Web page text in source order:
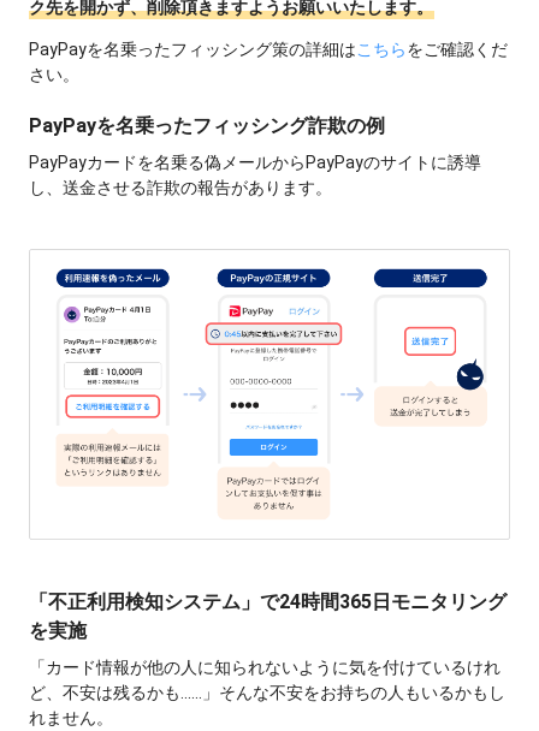
ク先を開かず、削除頂きますようお願いいたします。
PayPayを名乗ったフィッシング策の詳細はこちらをご確認くだ
さい。
PayPayを名乗ったフィッシング詐欺の例
PayPayカードを名乗る偽メールからPayPayのサイトに誘導
し、送金させる詐欺の報告があります。
「不正利用検知システム」で24時間365日モニタリング
を実施
「カード情報が他の人に知られないように気を付けているけれ
ど、不安は残るかも......」そんな不安をお持ちの人もいるかもし
れません。